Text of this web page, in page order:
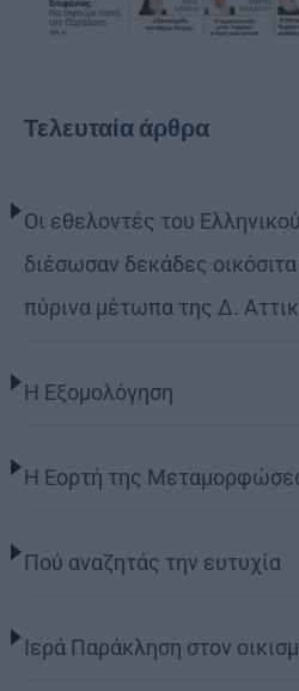
Τελευταία άρθρα
Οι εθελοντές του
διέσωσαν δεκάδες
πύρινα μέτωπα της Δ.
Η Εξομολόγηση
Η Εορτή της
Πού αναζητάς την ευτυχία
Ιερά Παράκληση στον